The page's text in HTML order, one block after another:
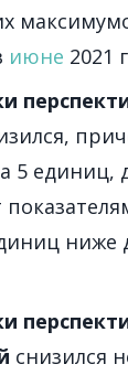
июне 2021
5 единиц,
ниже
снизился